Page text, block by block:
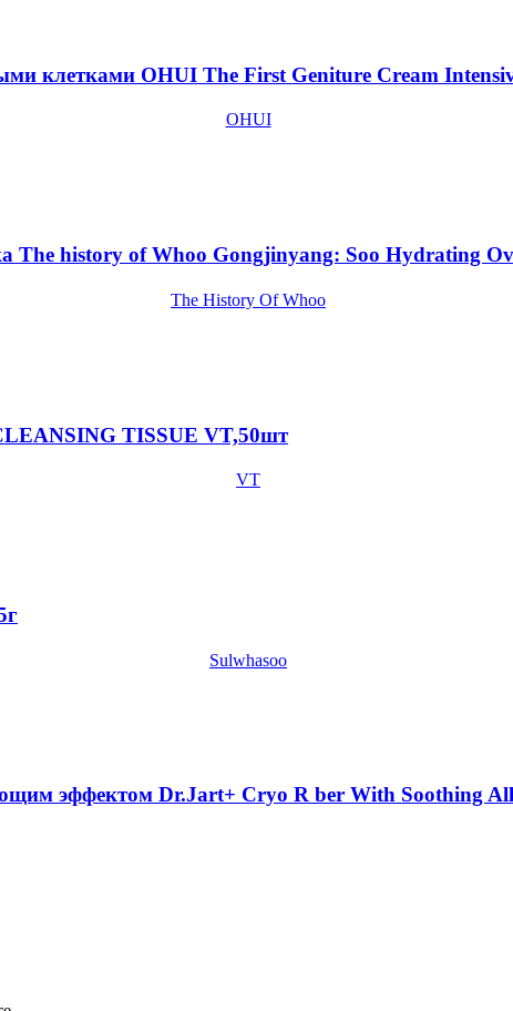
клетками OHUI The First Geniture Cream
OHUI
history of Whoo Gongjinyang: Soo Hydrating
The History Of Whoo
TISSUE VT,50шт
VT
Sulwhasoo
эффектом Dr.Jart+ Cryo R ber With Soothing